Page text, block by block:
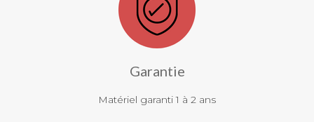
Garantie
Matériel garanti 1 à 2 ans